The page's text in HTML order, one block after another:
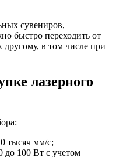
сувениров,
быстро переходить от
другому, в том числе при
лазерного
тысяч мм/с;
до 100 Вт с учетом